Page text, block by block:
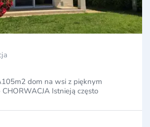
dom na wsi z pięknym
Istnieją często